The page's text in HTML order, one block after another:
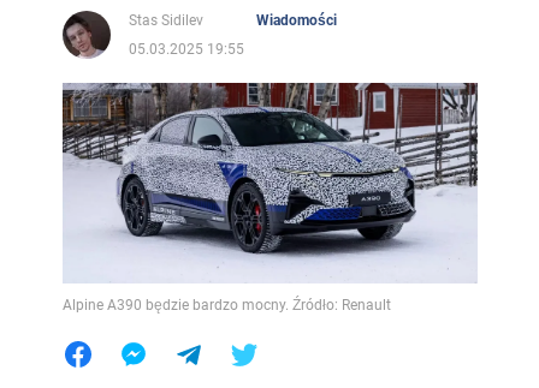
Stas Sidilev
Wiadomości
05.03.2025 19:55
Alpine A390 będzie bardzo mocny. Źródło: Renault